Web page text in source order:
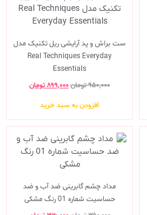
ست براش و پد آرایشی ریل تکنیک مدل
Real Techniques Everyday
Essentials
۹۵۰,۰۰۰تومان۸۹۹,۰۰۰تومان
افزودن به سبد خرید
مداد چشم گابرینی ضد آب و ضد
حساسیت شماره 01 رنگ مشکی